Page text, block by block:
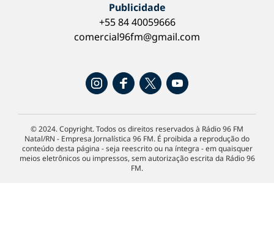
Publicidade
+55 84 40059666
comercial96fm@gmail.com
© 2024. Copyright. Todos os direitos reservados à Rádio 96 FM
Natal/RN - Empresa Jornalística 96 FM. É proibida a reprodução do
conteúdo desta página - seja reescrito ou na íntegra - em quaisquer
meios eletrônicos ou impressos, sem autorização escrita da Rádio 96
FM.